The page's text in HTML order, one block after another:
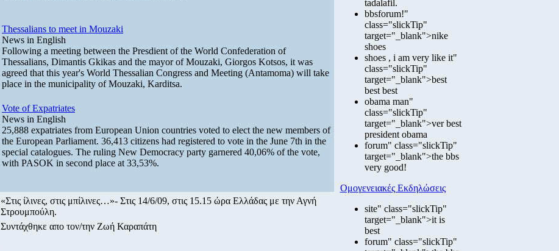
Thessalians to meet in Mouzaki
News in English
Following a meeting between the Presdient of the World Confederation of
Thessalians, Dimantis Gkikas and the mayor of Mouzaki, Giorgos Kotsos, it was
agreed that this year's World Thessalian Congress and Meeting (Antamoma) will take
place in the municipality of Mouzaki, Karditsa.
Vote of Expatriates
News in English
25,888 expatriates from European Union countries voted to elect the new members of
the European Parliament. 36,413 citizens had registered to vote in the June 7th in the
special catalogues. The ruling New Democracy party garnered 40,06% of the vote,
with PASOK in second place at 33,53%.
«Στις ίλινες, στις μπίλινες…»- Στις 14/6/09, στις 15.15 ώρα Ελλάδας με την Αγνή
Στρουμπούλη.
Συντάχθηκε απο τον/την Ζωή Καραπάτη
tadalafil.
bbsforum!"
class="slickTip"
target="_blank">nike
shoes
shoes , i am very like it"
class="slickTip"
target="_blank">best
best best
obama man"
class="slickTip"
target="_blank">ver best
president obama
forum" class="slickTip"
target="_blank">the bbs
very good!
Ομογενειακές Εκδηλώσεις
site" class="slickTip"
target="_blank">it is
best
forum" class="slickTip"